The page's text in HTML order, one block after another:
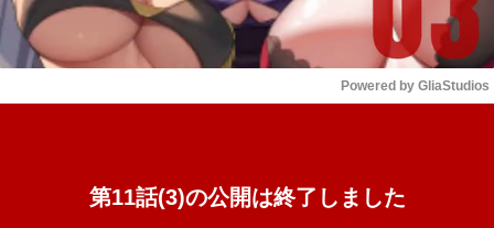
Powered by GliaStudios
第11話(3)の公開は終了しました